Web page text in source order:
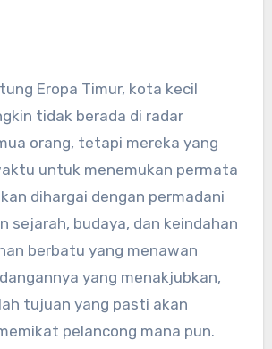
Eropa Timur, kota kecil
tidak berada di radar
orang, tetapi mereka yang
untuk menemukan permata
dihargai dengan permadani
sejarah, budaya, dan keindahan
berbatu yang menawan
yang menakjubkan,
tujuan yang pasti akan
pelancong mana pun.